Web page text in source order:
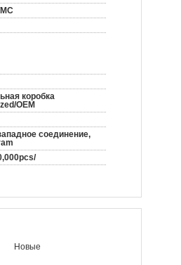
коробка
OEM
соединение,
Новые